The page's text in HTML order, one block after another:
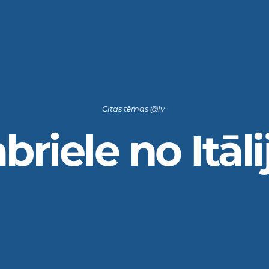
Citas tēmas @lv
no